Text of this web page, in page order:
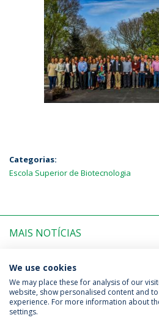
Categorias:
Escola Superior de Biotecnologia
MAIS NOTÍCIAS
PRÓXIMOS EVENTOS
Política de Privacidade
We use cookies
We may place these for analysis of our
website, show personalised content and
experience. For more information about
settings.